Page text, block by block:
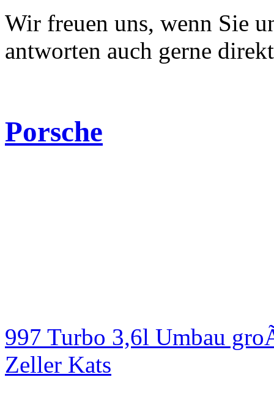
Wir freuen uns, wenn Sie
antworten auch gerne
Porsche
997 Turbo 3,6l Umbau
Zeller Kats